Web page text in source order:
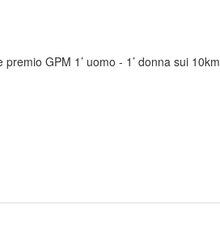
GPM 1’ uomo - 1’ donna sui 10km